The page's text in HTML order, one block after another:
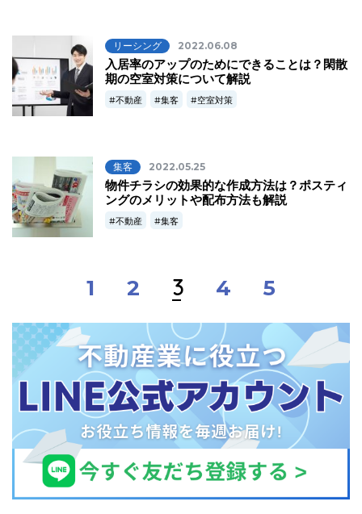
リーシング 2022.06.08
入居率のアップのためにできることは？閑散
期の空室対策について解説
不動産 集客 空室対策
集客 2022.05.25
物件チラシの効果的な作成方法は？ポスティ
ングのメリットや配布方法も解説
不動産 集客
1 2 3 4 5